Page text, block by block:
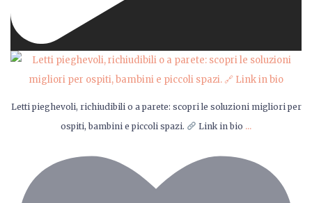
Letti pieghevoli, richiudibili o a parete: scopri le soluzioni migliori per
ospiti, bambini e piccoli spazi.
Link in bio ...